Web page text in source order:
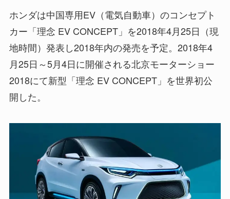
ホンダは中国専用EV（電気自動車）のコンセプト
カー「理念 EV CONCEPT」を2018年4月25日（現
地時間）発表し2018年内の発売を予定。2018年4
月25日～5月4日に開催される北京モーターショー
2018にて新型「理念 EV CONCEPT」を世界初公
開した。